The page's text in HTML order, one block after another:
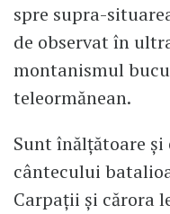
spre supra-
de observat în
montanismul
teleormănean.
Sunt înălțătoare
cântecului
Carpații și cărora